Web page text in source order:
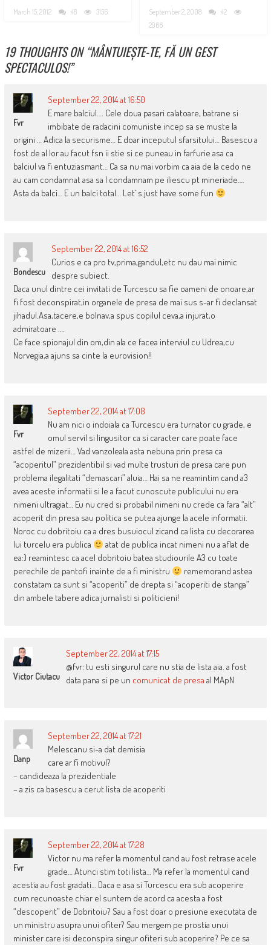
March 15, 2012 48 3156 September 2, 2008
42
2966
19 THOUGHTS ON “MÂNTUIEȘTE-TE, FĂ UN GEST
SPECTACULOS!”
Fvr
September 22, 2014 at 16:50
E mare balciul…. Cele doua pasari calatoare, batrane si
imbibate de radacini comuniste incep sa se muste la
origini … Adica la securisme… E doar inceputul sfarsitului… Basescu a
fost de al lor au facut fsn ii stie si ce puneau in farfurie asa ca
balciul va fi entuziasmant… Ca sa nu mai vorbim ca aia de la cedo ne
au cam condamnat asa sa l condamnam pe iliescu pt mineriade….
Asta da balci… E un balci total… Let` s just have some fun
Bondescu
September 22, 2014 at 16:52
Curios e ca pro tv,prima,gandul,etc nu dau mai nimic
despre subiect.
Daca unul dintre cei invitati de Turcescu sa fie oameni de onoare,ar
fi fost deconspirat,in organele de presa de mai sus s-ar fi declansat
jihadul.Asa,tacere,e bolnav,a spus copilul ceva,a injurat,o
admiratoare ….
Ce face spionajul din om,din ala ce facea interviul cu Udrea,cu
Norvegia,a ajuns sa cinte la eurovision!!
Fvr
September 22, 2014 at 17:08
Nu am nici o indoiala ca Turcescu era turnator cu grade, e
omul servil si lingusitor ca si caracter care poate face
astfel de mizerii… Vad vanzoleala asta nebuna prin presa ca
“acoperitul” prezidentibil si vad multe trusturi de presa care pun
problema ilegalitati “demascari” aluia… Hai sa ne reamintim cand a3
avea aceste informatii si le a facut cunoscute publicului nu era
nimeni ultragiat… Eu nu cred si probabil nimeni nu crede ca fara “alt”
acoperit din presa sau politica se putea ajunge la acele informatii.
Noroc cu dobritoiu ca a dres busuiocul zicand ca lista cu decorarea
lui turcelu era publica
atat de publica incat nimeni nu a aflat de
ea:) reamintesc ca acel dobritoiu batea studiourile A3 cu toate
perechile de pantofi inainte de a fi ministru
rememorand astea
constatam ca sunt si “acoperiti” de drepta si “acoperiti de stanga”
din ambele tabere adica jurnalisti si politicieni!
Victor Ciutacu
September 22, 2014 at 17:15
@fvr: tu esti singurul care nu stia de lista aia. a fost
data pana si pe un comunicat de presa al MApN
Danp
September 22, 2014 at 17:21
Melescanu si-a dat demisia
care ar fi motivul?
– candideaza la prezidentiale
– a zis ca basescu a cerut lista de acoperiti
Fvr
September 22, 2014 at 17:28
Victor nu ma refer la momentul cand au fost retrase acele
grade… Atunci stim toti lista… Ma refer la momentul cand
acestia au fost gradati… Daca e asa si Turcescu era sub acoperire
cum recunoaste chiar el suntem de acord ca acesta a fost
“descoperit” de Dobritoiu? Sau a fost doar o presiune executata de
un ministru asupra unui ofiter? Sau mergem pe prostia unui
minister care isi deconspira singur ofiteri sub acoperire? Pe ce sa